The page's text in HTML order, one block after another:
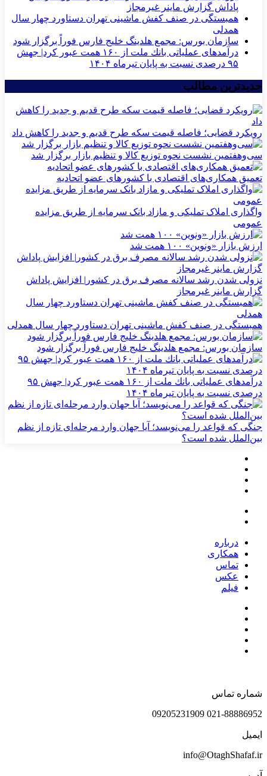
پاداش گزارش ماینر غیرمجاز
همبستگی در صنف کفش ماشینی تهران دستاورد چهار سال
همدلی
سازمان بورس: مجمع هلدینگ خلیج فارس فوراً برگزار شود
درآمدهای عملیاتی بانك ملت از ۱۶۰ همت عبور كرد| جهش
۹۵ درصدی نسبت به پایان تیرماه ۱۴۰۴
جدیدترین مطالب
رویکرد قضایی؛ فاصله قیمت سکه طرح قدیم و جدید را کاهش داد
سی‌و‌هفتمین نشست نحوه توزیع کالا و تنظیم بازار برگزار شد
تعمیق همکاری‌های اقتصادی با کشورهای عضو اتحادیه
واگذاری املاک تملیکی و مازاد بانک سرمایه از طریق مزایده
عمومی
ارزش بازار «ونوین» ۱۰۰ همت شد
نزولی شدن رشد سالانه مصرف برق در کشور| افزایش پاداش
گزارش ماینر غیرمجاز
همبستگی در صنف کفش ماشینی تهران دستاورد چهار سال همدلی
سازمان بورس: مجمع هلدینگ خلیج فارس فوراً برگزار شود
درآمدهای عملیاتی بانك ملت از ۱۶۰ همت عبور كرد| جهش ۹۵
درصدی نسبت به پایان تیرماه ۱۴۰۴
جنگی که قواعد را می‌نویسد؛ آیا جهان وارد مرحله‌ای تازه از نظم
بین‌الملل شده است؟
درباره
همکاری
تماس
عکس
فیلم
شماره تماس
021-88886952 09205231909
ایمیل
info@OtaghShafaf.ir